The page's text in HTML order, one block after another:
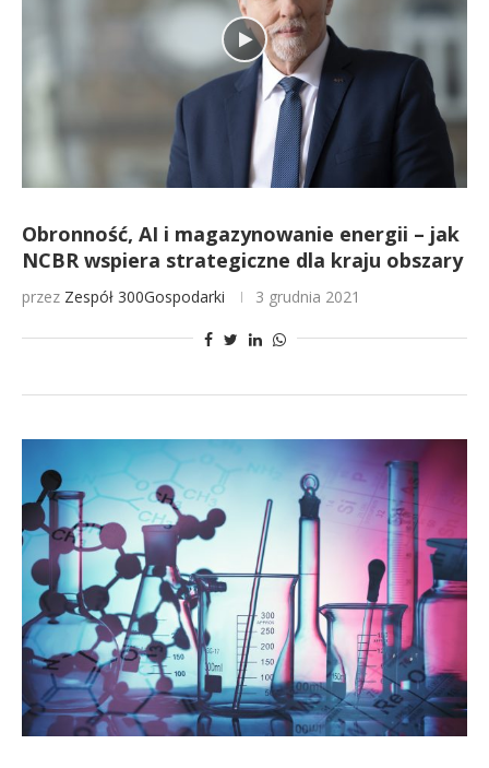
Obronność, AI i magazynowanie energii – jak
NCBR wspiera strategiczne dla kraju obszary
przez Zespół 300Gospodarki 3 grudnia 2021